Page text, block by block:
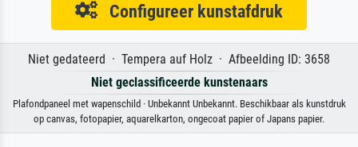
Configureer kunstafdruk
Niet gedateerd · Tempera auf Holz · Afbeelding ID: 3658
Niet geclassificeerde kunstenaars
Plafondpaneel met wapenschild · Unbekannt Unbekannt. Beschikbaar als kunstdruk
op canvas, fotopapier, aquarelkarton, ongecoat papier of Japans papier.